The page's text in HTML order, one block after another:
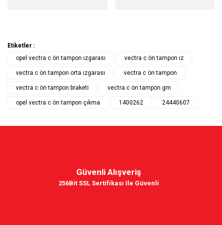
Etiketler :
opel vectra c ön tampon ızgarası
vectra c ön tampon ız
vectra c ön tampon orta ızgarası vectra c ön tampon
vectra c ön tampon braketi vectra c ön tampon gm
opel vectra c ön tampon çıkma 1400262 24440607
Güvenli Alışveriş
256Bit SSL Sertifikası Ile Güvenli